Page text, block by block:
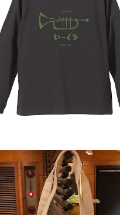
長袖Tシャツ [2026]
SOLD OUT